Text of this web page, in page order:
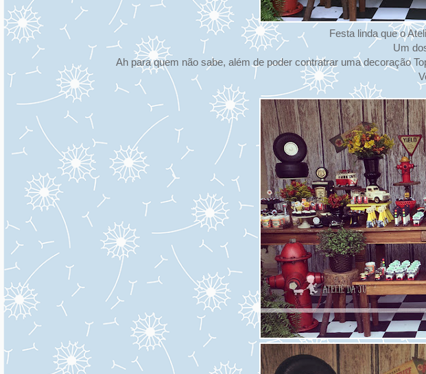
Festa linda que o
Um
Ah para quem não sabe, além de poder contratrar uma decoração